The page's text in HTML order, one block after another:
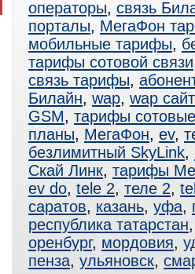
операторы, связь
порталы, МегаФон
мобильные тарифы,
тарифы сотовой связи
связь тарифы,
Билайн, wap, wap
GSM, тарифы сотовые
планы, МегаФон, ev,
безлимитный SkyLink,
Скай Линк, тарифы
ev do, tele 2, теле 2,
саратов, казань, уфа,
республика татарстан
оренбург, мордовия,
пенза, ульяновск,